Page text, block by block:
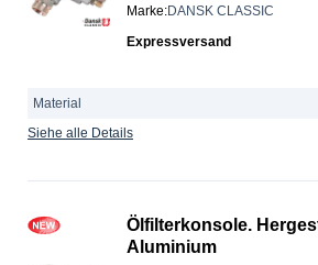
Marke:DANSK CLASSIC
Expressversand
Material
Siehe alle Details
Ölfilterkonsole.
Aluminium